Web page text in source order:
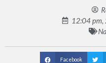
12:04
Facebook